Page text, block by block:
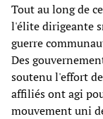
Tout au long de
l'élite dirigeante
guerre
Des
soutenu l'effort
affiliés ont agi
mouvement uni